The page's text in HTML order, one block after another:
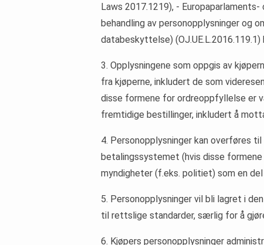
Laws 2017.1219), -
behandling av personopplysninger og
databeskyttelse) (OJ.UE.L.2016.119.1)
3. Opplysningene som oppgis av
fra kjøperne, inkludert de som
disse formene for ordreoppfyllelse er
fremtidige bestillinger, inkludert å
4. Personopplysninger kan overføres
betalingssystemet (hvis disse
myndigheter (f.eks. politiet) som en
5. Personopplysninger vil bli lagret i
til rettslige standarder, særlig for å
6. Kjøpers personopplysninger